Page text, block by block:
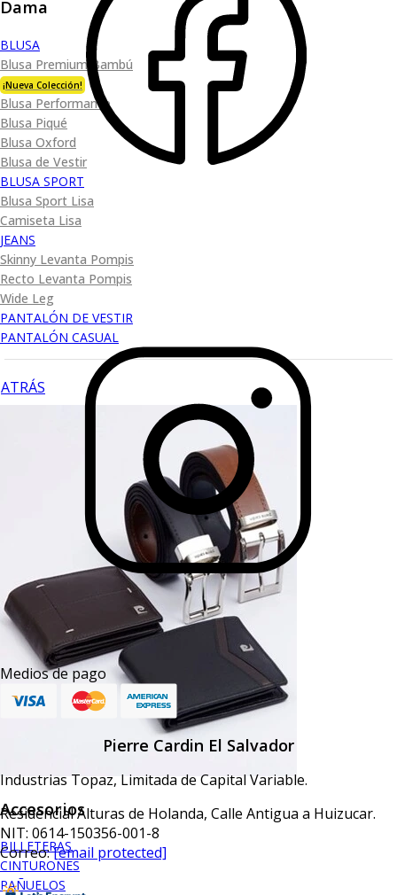
Dama
BLUSA
Blusa Premium Bambú
¡Nueva Colección!
Blusa Performance
Blusa Piqué
Blusa Oxford
Blusa de Vestir
BLUSA SPORT
Blusa Sport Lisa
Camiseta Lisa
JEANS
Skinny Levanta Pompis
Recto Levanta Pompis
Wide Leg
PANTALÓN DE VESTIR
PANTALÓN CASUAL
ATRÁS
Accesorios
BILLETERAS
CINTURONES
PAÑUELOS
Medios de pago
Pierre Cardin El Salvador
Industrias Topaz, Limitada de Capital Variable.
Residencial Alturas de Holanda, Calle Antigua a Huizucar.
NIT: 0614-150356-001-8
Correo:[email protected]